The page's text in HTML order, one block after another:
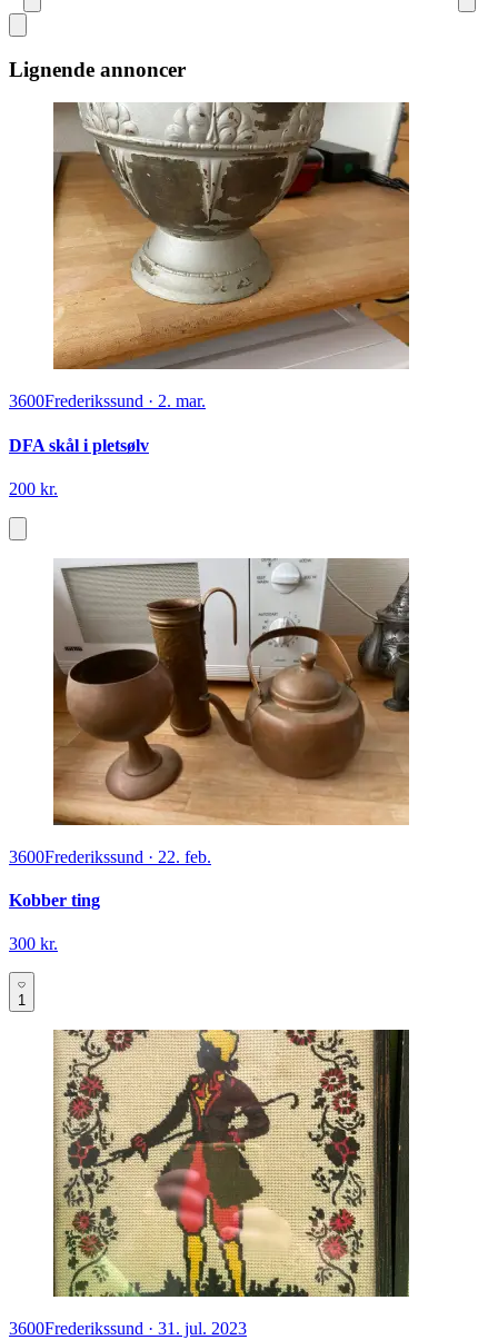
Lignende annoncer
3600Frederikssund · 2. mar.
DFA skål i pletsølv
200 kr.
3600Frederikssund · 22. feb.
Kobber ting
300 kr.
1
3600Frederikssund · 31. jul. 2023